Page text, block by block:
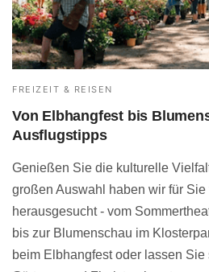
FREIZEIT & REISEN
Von Elbhangfest bis
Ausflugstipps
Genießen Sie die kulturelle
großen Auswahl haben wir für Sie
herausgesucht - vom
bis zur Blumenschau im
beim Elbhangfest oder lassen